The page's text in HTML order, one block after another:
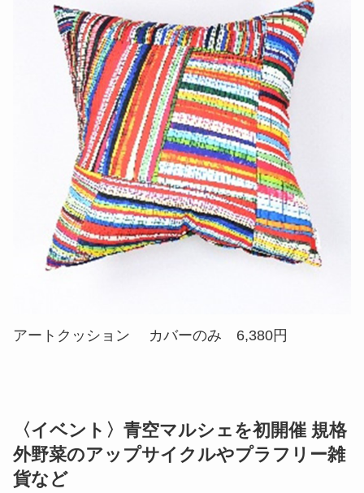
アートクッション カバーのみ 6,380円
〈イベント〉青空マルシェを初開催 規格
外野菜のアップサイクルやプラフリー雑
貨など